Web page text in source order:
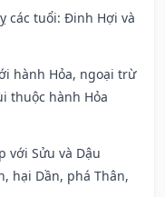
các tuổi: Đinh Hợi và
hành Hỏa, ngoại trừ
thuộc hành Hỏa
với Sửu và Dậu
hại Dần, phá Thân,